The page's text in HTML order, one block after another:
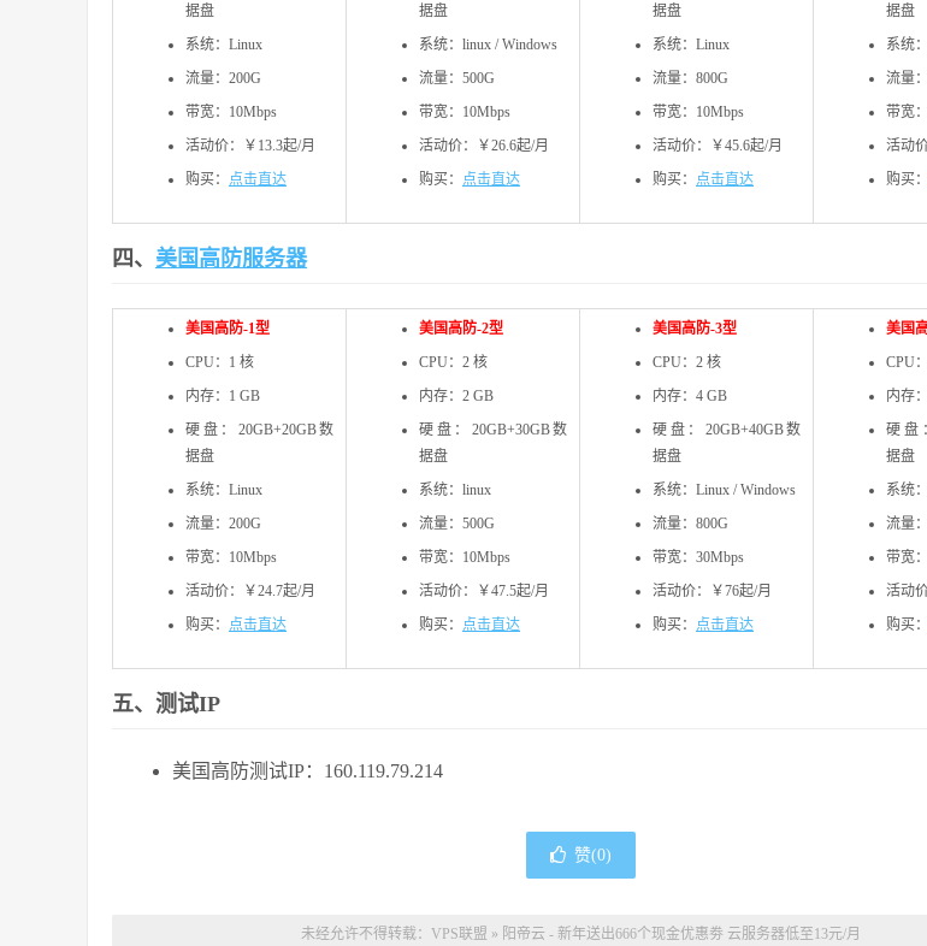
据盘
系统：Linux
流量：200G
带宽：10Mbps
活动价：￥13.3起/月
购买： 点击直达
据盘
系统：linux / Windows
流量：500G
带宽：10Mbps
活动价：￥26.6起/月
购买： 点击直达
据盘
系统：Linux
流量：800G
带宽：10Mbps
活动价：￥45.6起/月
购买： 点击直达
据盘
系统
流量
带宽
活动
购买：
四、 美国高防服务器
美国高防-1型
CPU：1 核
内存：1 GB
硬盘：20GB+20GB数
据盘
系统：Linux
流量：200G
带宽：10Mbps
活动价：￥24.7起/月
购买： 点击直达
美国高防-2型
CPU：2 核
内存：2 GB
硬盘：20GB+30GB数
据盘
系统：linux
流量：500G
带宽：10Mbps
活动价：￥47.5起/月
购买： 点击直达
美国高防-3型
CPU：2 核
内存：4 GB
硬盘：20GB+40GB数
据盘
系统：Linux / Windows
流量：800G
带宽：30Mbps
活动价：￥76起/月
购买： 点击直达
美国
CPU
内存
硬盘
据盘
系统
流量
带宽
活动
购买：
五、测试IP
美国高防测试IP：160.119.79.214
赞(0)
未经允许不得转载： VPS联盟 » 阳帝云 - 新年送出666个现金优惠劵 云服务器低至13元/月